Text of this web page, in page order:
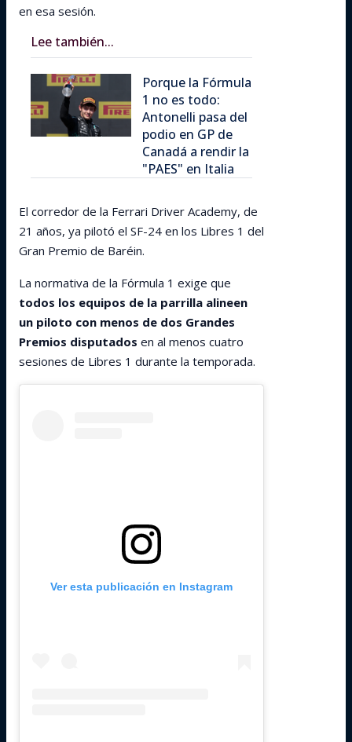
en esa sesión.
Lee también...
Porque la Fórmula
1 no es todo:
Antonelli pasa del
podio en GP de
Canadá a rendir la
"PAES" en Italia
El corredor de la Ferrari Driver Academy, de
21 años, ya pilotó el SF-24 en los Libres 1 del
Gran Premio de Baréin.
La normativa de la Fórmula 1 exige que
todos los equipos de la parrilla alineen
un piloto con menos de dos Grandes
Premios disputados en al menos cuatro
sesiones de Libres 1 durante la temporada.
Ver esta publicación en Instagram